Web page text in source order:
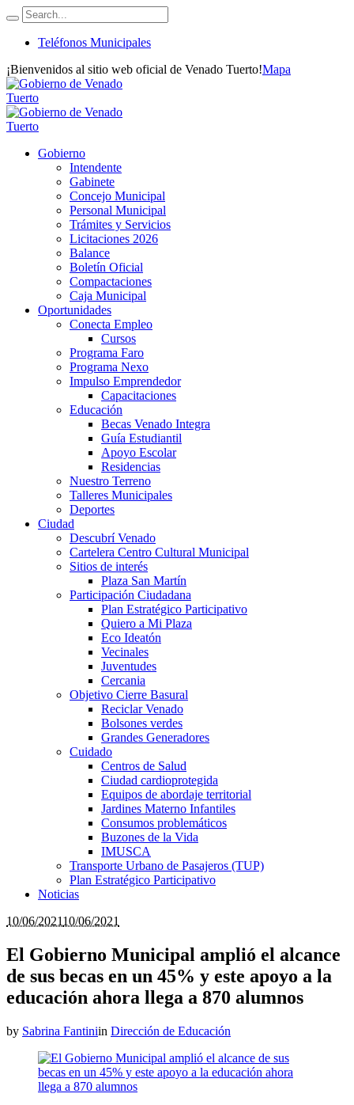
Teléfonos Municipales
¡Bienvenidos al sitio web oficial de Venado Tuerto!Mapa
Gobierno
Intendente
Gabinete
Concejo Municipal
Personal Municipal
Trámites y Servicios
Licitaciones 2026
Balance
Boletín Oficial
Compactaciones
Caja Municipal
Oportunidades
Conecta Empleo
Cursos
Programa Faro
Programa Nexo
Impulso Emprendedor
Capacitaciones
Educación
Becas Venado Integra
Guía Estudiantil
Apoyo Escolar
Residencias
Nuestro Terreno
Talleres Municipales
Deportes
Ciudad
Descubrí Venado
Cartelera Centro Cultural Municipal
Sitios de interés
Plaza San Martín
Participación Ciudadana
Plan Estratégico Participativo
Quiero a Mi Plaza
Eco Ideatón
Vecinales
Juventudes
Cercania
Objetivo Cierre Basural
Reciclar Venado
Bolsones verdes
Grandes Generadores
Cuidado
Centros de Salud
Ciudad cardioprotegida
Equipos de abordaje territorial
Jardines Materno Infantiles
Consumos problemáticos
Buzones de la Vida
IMUSCA
Transporte Urbano de Pasajeros (TUP)
Plan Estratégico Participativo
Noticias
10/06/202110/06/2021
El Gobierno Municipal amplió el alcance
de sus becas en un 45% y este apoyo a la
educación ahora llega a 870 alumnos
by Sabrina Fantiniin Dirección de Educación